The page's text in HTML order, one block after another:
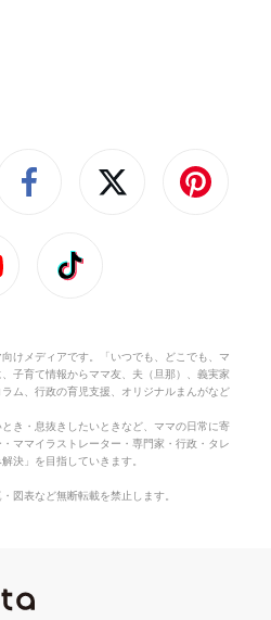
けメディアです。「いつでも、どこでも、マ
子育て情報からママ友、夫（旦那）、義実家
ム、行政の育児支援、オリジナルまんがなど
き・息抜きしたいときなど、ママの日常に寄
ママイラストレーター・専門家・行政・タレ
決」を目指していきます。
図表など無断転載を禁止します。